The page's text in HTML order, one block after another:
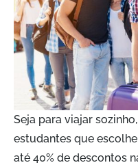
Seja para viajar
estudantes que
até 40% de descontos